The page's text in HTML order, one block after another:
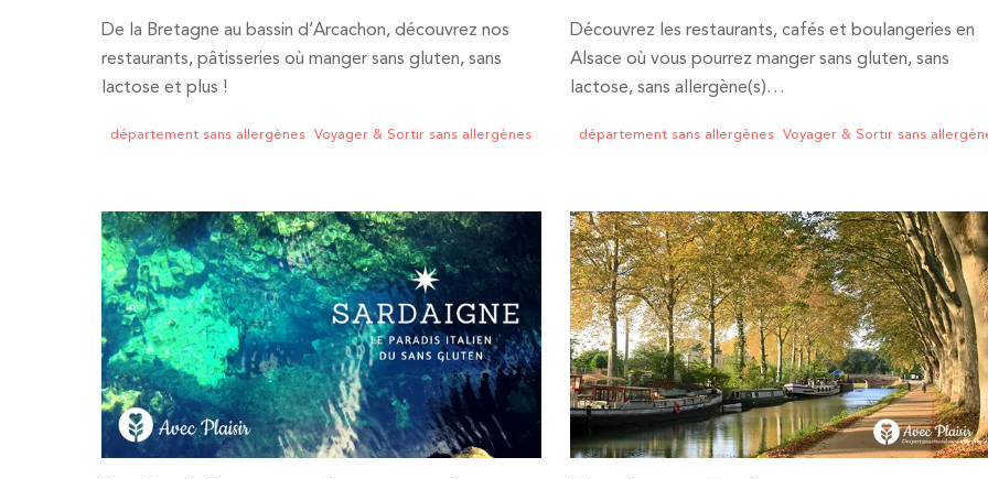
De la Bretagne au bassin d’Arcachon, découvrez nos
restaurants, pâtisseries où manger sans gluten, sans
lactose et plus !
département sans allergènes ,Voyager & Sortir sans allergènes
Découvrez les restaurants, cafés et boulangeries en
Alsace où vous pourrez manger sans gluten, sans
lactose, sans allergène(s)…
département sans allergènes ,Voyager & Sortir sans